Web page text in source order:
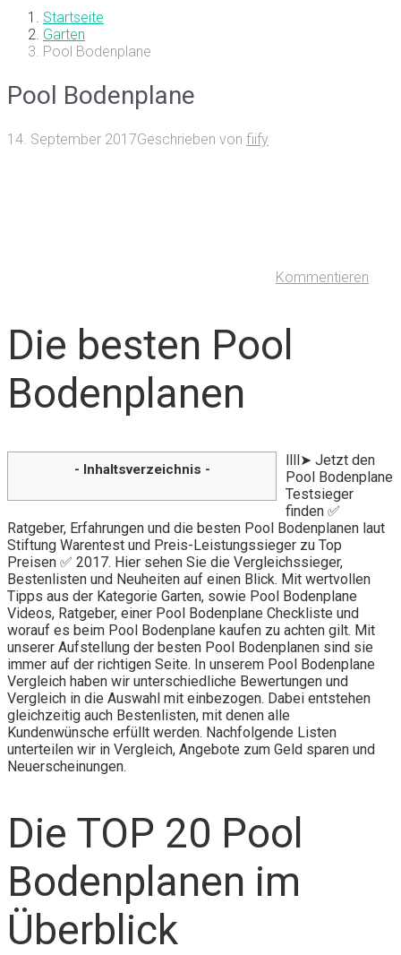
Startseite
Garten
Pool Bodenplane
Pool Bodenplane
14. September 2017Geschrieben von fiify
Kommentieren
Die besten Pool
Bodenplanen
- Inhaltsverzeichnis -
llll➤ Jetzt den
Pool Bodenplane
Testsieger
finden ✅
Ratgeber, Erfahrungen und die besten Pool Bodenplanen laut
Stiftung Warentest und Preis-Leistungssieger zu Top
Preisen ✅ 2017. Hier sehen Sie die Vergleichssieger,
Bestenlisten und Neuheiten auf einen Blick. Mit wertvollen
Tipps aus der Kategorie Garten, sowie Pool Bodenplane
Videos, Ratgeber, einer Pool Bodenplane Checkliste und
worauf es beim Pool Bodenplane kaufen zu achten gilt. Mit
unserer Aufstellung der besten Pool Bodenplanen sind sie
immer auf der richtigen Seite. In unserem Pool Bodenplane
Vergleich haben wir unterschiedliche Bewertungen und
Vergleich in die Auswahl mit einbezogen. Dabei entstehen
gleichzeitig auch Bestenlisten, mit denen alle
Kundenwünsche erfüllt werden. Nachfolgende Listen
unterteilen wir in Vergleich, Angebote zum Geld sparen und
Neuerscheinungen.
Die TOP 20 Pool
Bodenplanen im
Überblick